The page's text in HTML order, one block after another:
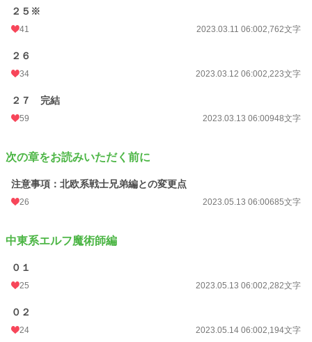
２５※
41 2023.03.11 06:002,762文字
２６
34 2023.03.12 06:002,223文字
２７ 完結
59 2023.03.13 06:00948文字
次の章をお読みいただく前に
注意事項：北欧系戦士兄弟編との変更点
26 2023.05.13 06:00685文字
中東系エルフ魔術師編
０１
25 2023.05.13 06:002,282文字
０２
24 2023.05.14 06:002,194文字